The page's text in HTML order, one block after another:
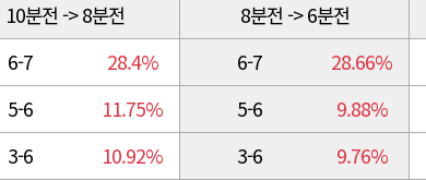
10분전 -> 8분전 8분전 -> 6분전
6-7 28.4% 6-7 28.66%
5-6 11.75% 5-6 9.88%
3-6 10.92% 3-6 9.76%